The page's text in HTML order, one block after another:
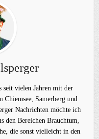
vielen Jahren mit der
Chiemsee, Samerberg und
Nachrichten möchte ich
den Bereichen Brauchtum,
die sonst vielleicht in den